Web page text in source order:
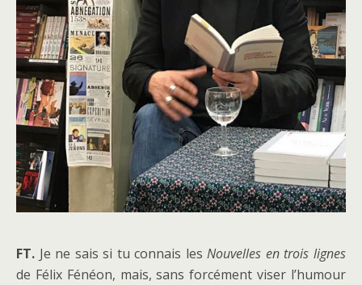
FT. Je ne sais si tu connais lesNouvelles en trois lignes
de Félix Fénéon, mais, sans forcément viser l’humour